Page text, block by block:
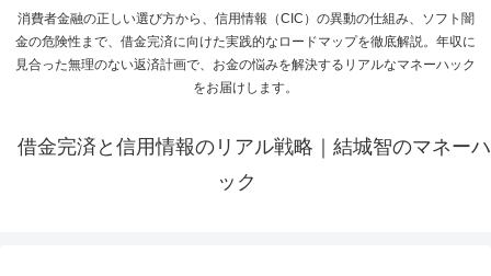
消費者金融の正しい選び方から、信用情報（CIC）の異動の仕組み、ソフト闇
金の危険性まで、借金完済に向けた実践的なロードマップを徹底解説。年収に
見合った無理のない返済計画で、お金の悩みを解決するリアルなマネーハック
をお届けします。
借金完済と信用情報のリアル戦略｜結城智のマネーハ
ック